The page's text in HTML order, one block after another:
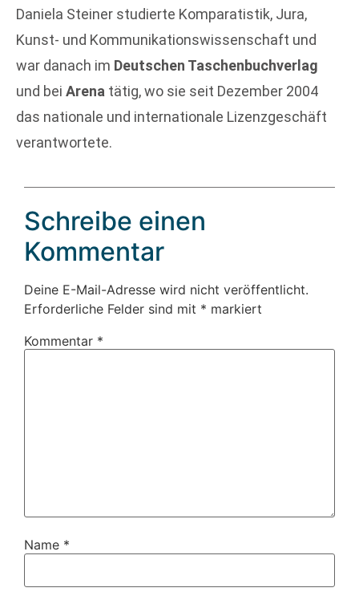
Daniela Steiner studierte Komparatistik, Jura,
Kunst- und Kommunikationswissenschaft und
war danach im Deutschen Taschenbuchverlag
und bei Arena tätig, wo sie seit Dezember 2004
das nationale und internationale Lizenzgeschäft
verantwortete.
Schreibe einen
Kommentar
Deine E-Mail-Adresse wird nicht veröffentlicht.
Erforderliche Felder sind mit * markiert
Kommentar *
Name *